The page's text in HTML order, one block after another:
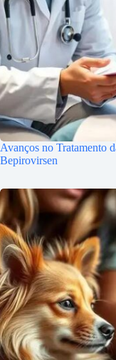
Avanços no Tratamento
Bepirovirsen